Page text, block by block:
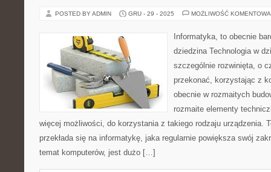
POSTED BY ADMIN GRU - 29 - 2025 MOŻLIWOŚĆ
Informatyka, to obecnie
dziedzina Technologia w
szczególnie rozwinięta, o
przekonać, korzystając z
obecnie w rozmaitych
rozmaite elementy
więcej możliwości, do korzystania z takiego rodzaju urządzenia.
przekłada się na informatykę, jaka regularnie powiększa swój
temat komputerów, jest dużo […]